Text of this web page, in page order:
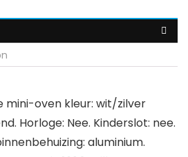
mini-oven kleur: wit/zilver
Horloge: Nee. Kinderslot: nee.
aluminium.